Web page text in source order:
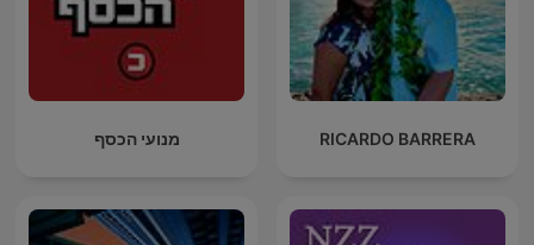
מנועי הכסף RICARDO BARRERA